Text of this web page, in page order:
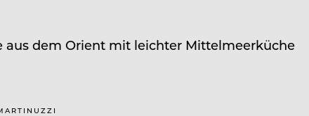
aus dem Orient mit leichter Mittelmeerküche